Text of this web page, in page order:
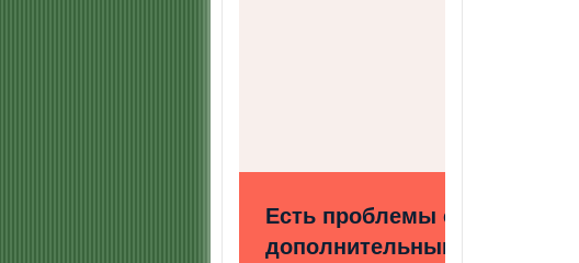
Есть проблемы с
дополнительным